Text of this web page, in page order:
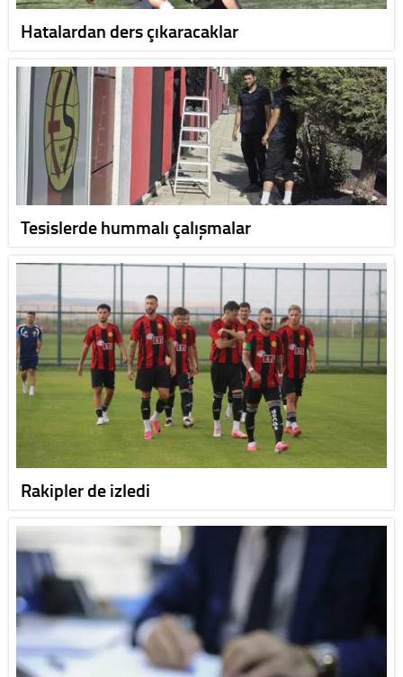
Hatalardan ders çıkaracaklar
Tesislerde hummalı çalışmalar
Rakipler de izledi